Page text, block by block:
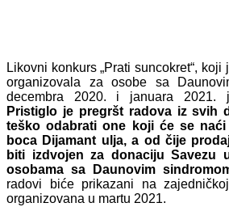
Likovni konkurs „Prati suncokret“,
organizovala za osobe sa
decembra 2020. i januara 2021.
Pristiglo je pregršt radova iz svih
teško odabrati one koji će se naći
boca Dijamant ulja, a od čije
biti izdvojen za donaciju Savezu
osobama sa Daunovim
radovi biće prikazani na
organizovana u martu 2021.